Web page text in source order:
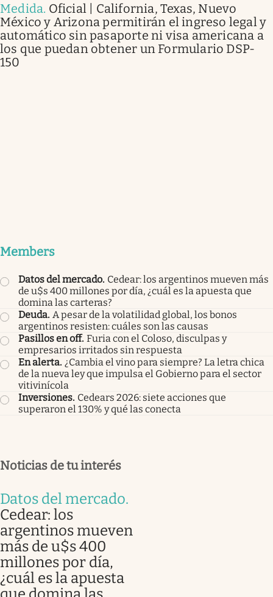
Medida. Oficial | California, Texas, Nuevo
México y Arizona permitirán el ingreso legal y
automático sin pasaporte ni visa americana a
los que puedan obtener un Formulario DSP-
150
Members
Datos del mercado. Cedear: los argentinos mueven más
de u$s 400 millones por día, ¿cuál es la apuesta que
domina las carteras?
Deuda. A pesar de la volatilidad global, los bonos
argentinos resisten: cuáles son las causas
Pasillos en off. Furia con el Coloso, disculpas y
empresarios irritados sin respuesta
En alerta. ¿Cambia el vino para siempre? La letra chica
de la nueva ley que impulsa el Gobierno para el sector
vitivinícola
Inversiones. Cedears 2026: siete acciones que
superaron el 130% y qué las conecta
Noticias de tu interés
Datos del mercado.
Cedear: los
argentinos mueven
más de u$s 400
millones por día,
¿cuál es la apuesta